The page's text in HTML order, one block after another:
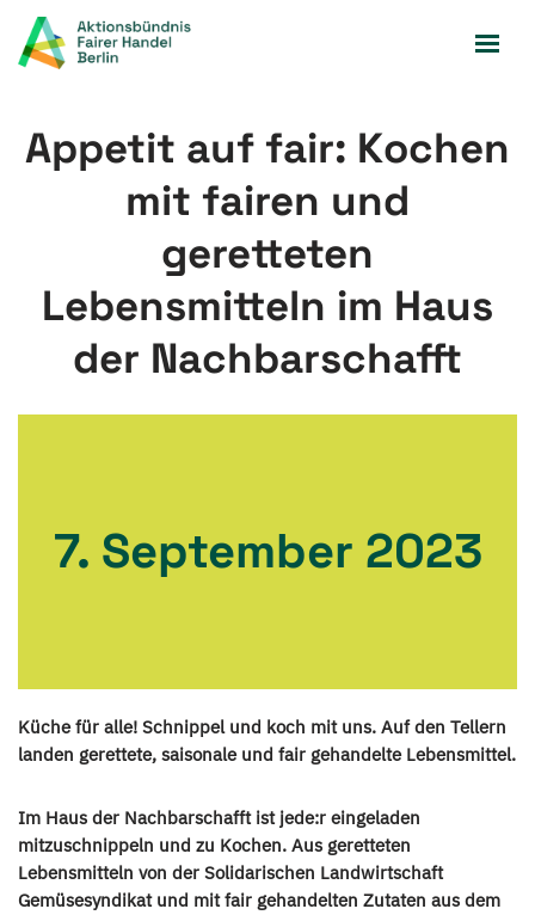
Zum
Appetit auf fair: Kochen
mit fairen und
geretteten
Lebensmitteln im Haus
der Nachbarschafft
7. September 2023
Küche für alle! Schnippel und koch mit uns. Auf den Tellern
landen gerettete, saisonale und fair gehandelte Lebensmittel.
Im Haus der Nachbarschafft ist jede:r eingeladen
mitzuschnippeln und zu Kochen. Aus geretteten
Lebensmitteln von der Solidarischen Landwirtschaft
Gemüsesyndikat und mit fair gehandelten Zutaten aus dem